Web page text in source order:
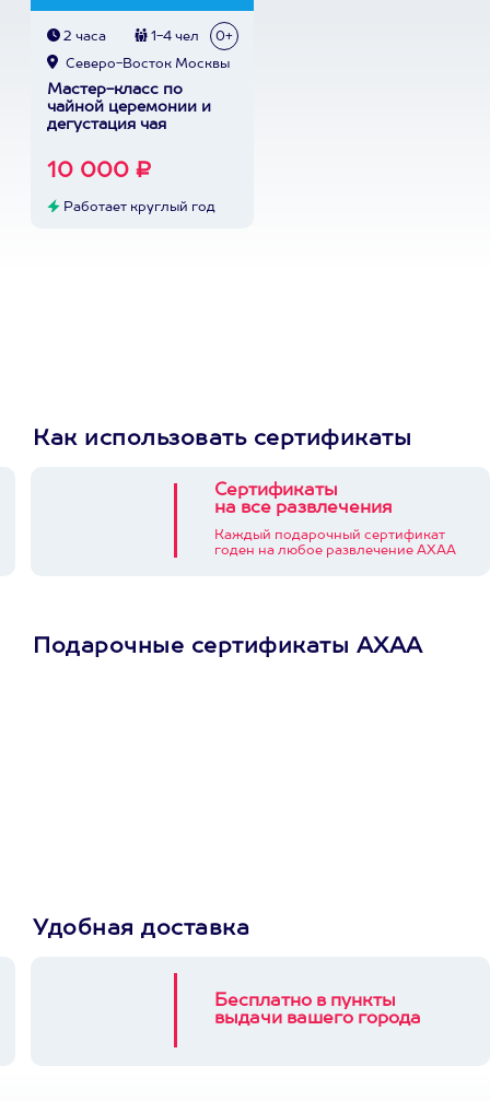
2 часа 1-4 чел 0+
Северо-Восток Москвы
Мастер-класс по
чайной церемонии и
дегустация чая
10 000 ₽
Работает круглый год
Как использовать сертификаты
Сертификаты
на все развлечения
Каждый подарочный сертификат
годен на любое развлечение АХАА
Подарочные сертификаты АХАА
Удобная доставка
Бесплатно в пункты
выдачи вашего города